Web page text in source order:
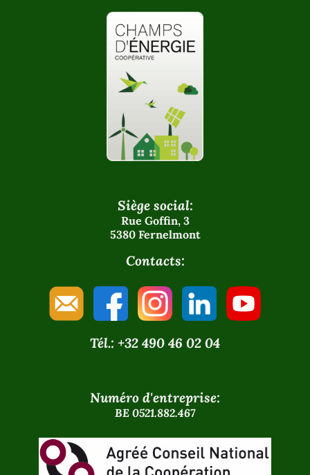
Siège social:
Rue Goffin, 3
5380 Fernelmont
Contacts:
Tél.: +32 490 46 02 04
Numéro d'entreprise:
BE 0521.882.467